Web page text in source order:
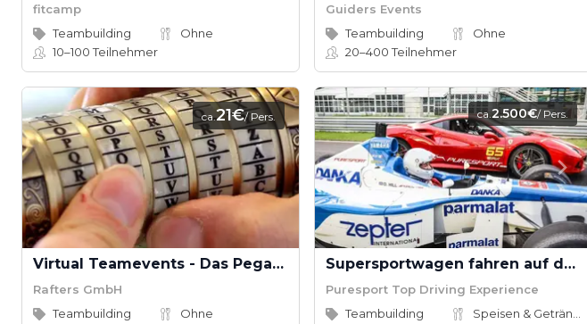
fitcamp
Teambuilding
Ohne
10–100Teilnehmer
Guiders Events
Teambuilding
Ohne
20–400Teilnehmer
ca.21€/ Pers.
Virtual Teamevents - Das Pegasus Projekt
Rafters GmbH
Teambuilding
Ohne
ca.2.500€/ Pers.
Supersportwagen fahren auf dem Redbullring
Puresport Top Driving Experience
Teambuilding